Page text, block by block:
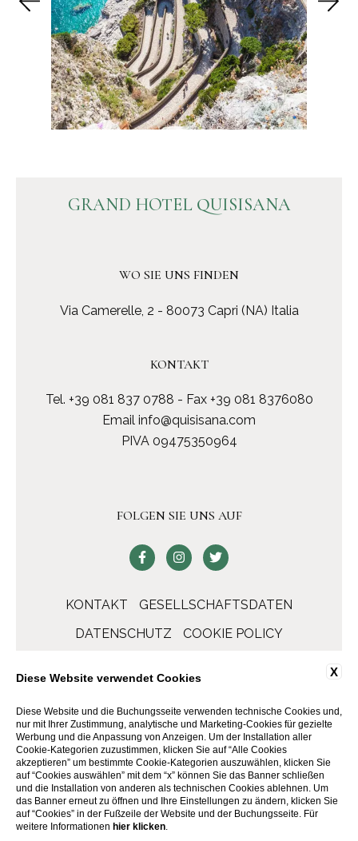
GRAND HOTEL QUISISANA
WO SIE UNS FINDEN
Via Camerelle, 2 - 80073 Capri (NA) Italia
KONTAKT
Tel. +39 081 837 0788 - Fax +39 081 8376080
Email info@quisisana.com
PIVA 09475350964
FOLGEN SIE UNS AUF
KONTAKT
GESELLSCHAFTSDATEN
DATENSCHUTZ
COOKIE POLICY
WEBSITE BY BLASTNESS
X
Diese Website verwendet Cookies
Diese Website und die Buchungsseite verwenden technische Cookies und,
nur mit Ihrer Zustimmung, analytische und Marketing-Cookies für gezielte
Werbung und die Anpassung von Anzeigen. Um der Installation aller
Cookie-Kategorien zuzustimmen, klicken Sie auf “Alle Cookies
akzeptieren” um bestimmte Cookie-Kategorien auszuwählen, klicken Sie
auf “Cookies auswählen” mit dem “x” können Sie das Banner schließen
und die Installation von anderen als technischen Cookies ablehnen. Um
das Banner erneut zu öffnen und Ihre Einstellungen zu ändern, klicken Sie
auf “Cookies” in der Fußzeile der Website und der Buchungsseite. Für
weitere Informationen hier klicken.